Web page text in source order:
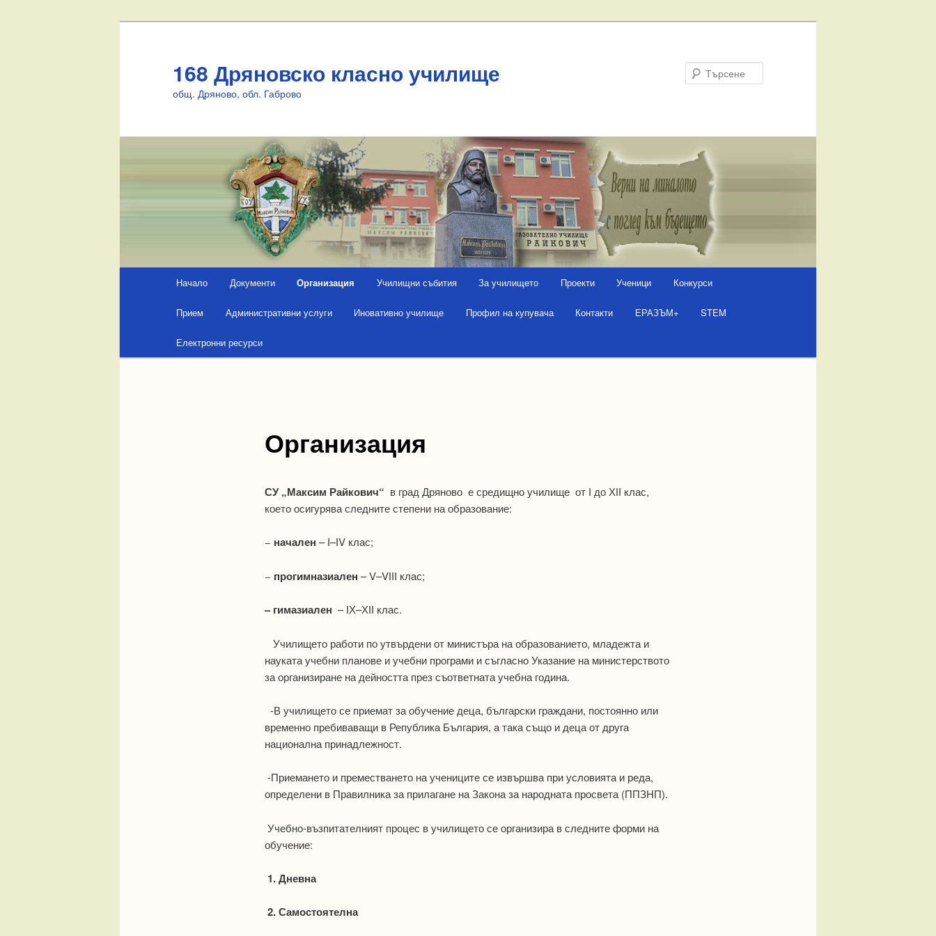
168 Дряновско класно училище
общ. Дряново, обл. Габрово
Към
основното
съдържание
Начало Документи Организация Училищни събития За училището Проекти Ученици Конкурси
Прием Административни услуги Иновативно училище Профил на купувача Контакти ЕРАЗЪМ+ STEM
Електронни ресурси
Организация
СУ „Максим Райкович“ в град Дряново е средищно училище от І до ХІІ клас,
което осигурява следните степени на образование:
− начален – І–ІV клас;
− прогимназиален – V–VІІІ клас;
– гимазиален – ІХ–ХІІ клас.
Училището работи по утвърдени от министъра на образованието, младежта и
науката учебни планове и учебни програми и съгласно Указание на министерството
за организиране на дейността през съответната учебна година.
-В училището се приемат за обучение деца, български граждани, постоянно или
временно пребиваващи в Република България, а така също и деца от друга
национална принадлежност.
-Приемането и преместването на учениците се извършва при условията и реда,
определени в Правилника за прилагане на Закона за народната просвета (ППЗНП).
Учебно-възпитателният процес в училището се организира в следните форми на
обучение:
1. Дневна
2. Самостоятелна